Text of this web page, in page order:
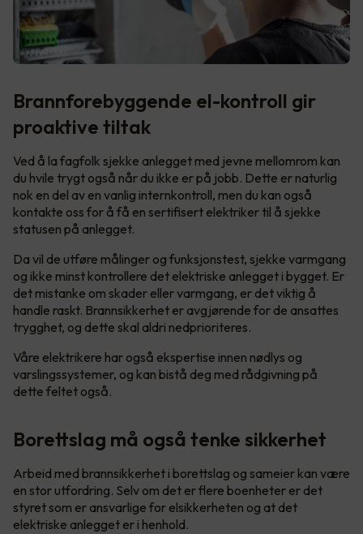
Brannforebyggende el-kontroll gir
proaktive tiltak
Ved å la fagfolk sjekke anlegget med jevne mellomrom kan
du hvile trygt også når du ikke er på jobb. Dette er naturlig
nok en del av en vanlig internkontroll, men du kan også
kontakte oss for å få en sertifisert elektriker til å sjekke
statusen på anlegget.
Da vil de utføre målinger og funksjonstest, sjekke varmgang
og ikke minst kontrollere det elektriske anlegget i bygget. Er
det mistanke om skader eller varmgang, er det viktig å
handle raskt. Brannsikkerhet er avgjørende for de ansattes
trygghet, og dette skal aldri nedprioriteres.
Våre elektrikere har også ekspertise innen nødlys og
varslingssystemer, og kan bistå deg med rådgivning på
dette feltet også.
Borettslag må også tenke sikkerhet
Arbeid med brannsikkerhet i borettslag og sameier kan være
en stor utfordring. Selv om det er flere boenheter er det
styret som er ansvarlige for elsikkerheten og at det
elektriske anlegget er i henhold.